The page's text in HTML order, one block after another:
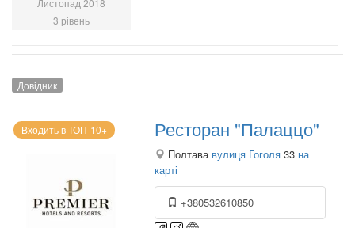
3 рівень
Довідник
Входить в ТОП-10+ Ресторан "Палаццо"
Полтава вулиця Гоголя 33 на
карті
+380532610850